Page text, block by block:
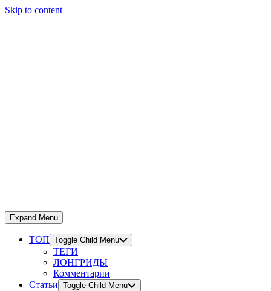
Skip to content
Expand Menu
ТОП Toggle Child Menu
ТЕГИ
ЛОНГРИДЫ
Комментарии
Статьи Toggle Child Menu